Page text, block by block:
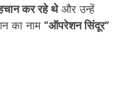
कर रहे थेऔर उन्हें
का नाम “ऑपरेशन सिंदूर”